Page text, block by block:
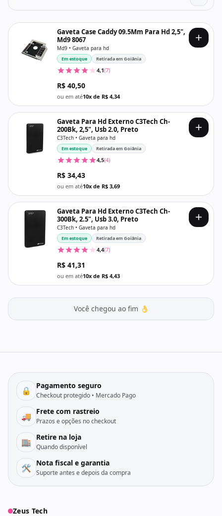
Gaveta Case Caddy 09.5Mm Para Hd 2,5",
Md9 8067
Md9 • Gaveta para hd
Em estoque Retirada em Goiânia
4,1(7)
R$ 40,50
ou em até10x de R$ 4,34
Gaveta Para Hd Externo C3Tech Ch-
200Bk, 2,5", Usb 2.0, Preto
C3Tech • Gaveta para hd
Em estoque Retirada em Goiânia
4,5(4)
R$ 34,43
ou em até10x de R$ 3,69
Gaveta Para Hd Externo C3Tech Ch-
300Bk, 2.5", Usb 3.0, Preto
C3Tech • Gaveta para hd
Em estoque Retirada em Goiânia
4,4(7)
R$ 41,31
ou em até10x de R$ 4,43
Você chegou ao fim 👌
🔒 Pagamento seguro
Checkout protegido • Mercado Pago
🚚 Frete com rastreio
Prazos e opções no checkout
🏬 Retire na loja
Quando disponível
🛠️ Nota fiscal e garantia
Suporte antes e depois da compra
Zeus Tech